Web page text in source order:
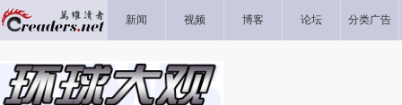
新闻 视频 博客 论坛 分类广告